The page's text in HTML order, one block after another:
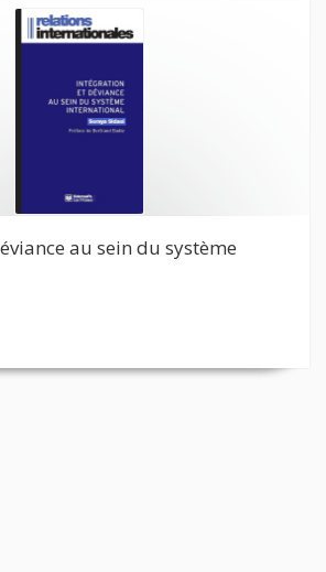
au sein du système